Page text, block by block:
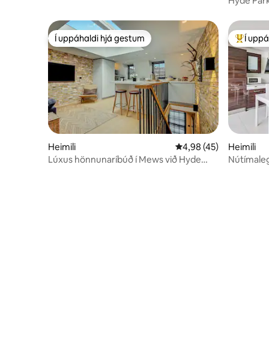
Í uppáhaldi hjá gestum
Í uppáhaldi hjá gestum
Heimili 4,98 af 5 í
4,98 (45)
Lúxus hönnunaríbúð í Mews við Hyde
Í mestu
Í
Heimili